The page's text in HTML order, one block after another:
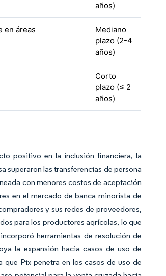
años)
en áreas
Mediano
plazo (2-4
años)
Corto
plazo (≤ 2
años)
positivo en la inclusión financiera, la
superaron las transferencias de persona
con menores costos de aceptación
en el mercado de banca minorista de
y sus redes de proveedores,
para los productores agrícolas, lo que
herramientas de resolución de
la expansión hacia casos de uso de
Pix penetra en los casos de uso de